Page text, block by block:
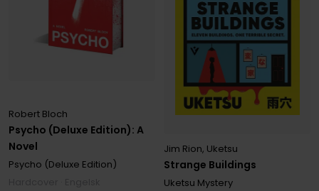
Psycho (Deluxe Edition): A
Novel
Robert Bloch
Psycho (Deluxe Edition)
Strange Buildings
Jim Rion, Uketsu
Uketsu Mystery